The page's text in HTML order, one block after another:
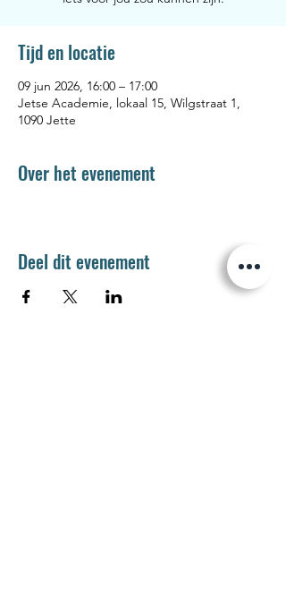
Tijd en locatie
09 jun 2026, 16:00 – 17:00
Jetse Academie, lokaal 15, Wilgstraat 1,
1090 Jette
Over het evenement
Deel dit evenement